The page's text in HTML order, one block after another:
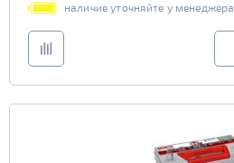
наличие уточняйте у менеджера